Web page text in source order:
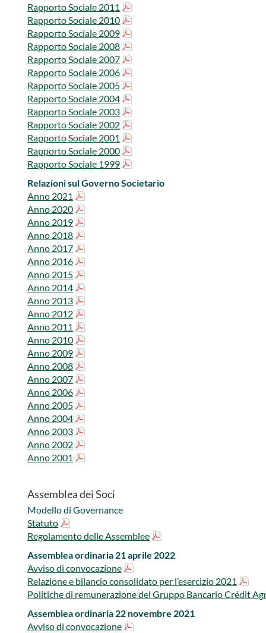
Rapporto Sociale 2011
Rapporto Sociale 2010
Rapporto Sociale 2009
Rapporto Sociale 2008
Rapporto Sociale 2007
Rapporto Sociale 2006
Rapporto Sociale 2005
Rapporto Sociale 2004
Rapporto Sociale 2003
Rapporto Sociale 2002
Rapporto Sociale 2001
Rapporto Sociale 2000
Rapporto Sociale 1999
Relazioni sul Governo Societario
Anno 2021
Anno 2020
Anno 2019
Anno 2018
Anno ​2017
Anno 2016
Anno 2015
Anno 2014
Anno 2013
Anno 2012
Anno 2011
Anno 2010
Anno 2009
Anno 2008
Anno 2007
Anno 2006
Anno 2005
Anno 2004
Anno 2003
Anno 2002
Anno 2001
Assemblea dei Soci
Modello di Governance
Statuto
Regolamento delle Assemblee
Assemblea ordinaria 21 aprile 2022
Avviso di convocazione
Relazione e bilancio consolidato per l’esercizio 2021
Politiche di remunerazione del Gruppo Bancario Crédit
Assemblea ordinaria 22 novembre 2021​
Avviso di convocazione